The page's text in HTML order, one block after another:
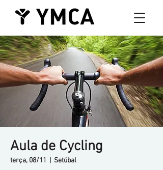
Aula de Cycling
terça, 08/11 Setúbal